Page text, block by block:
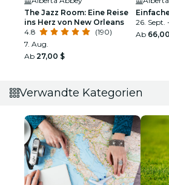
The Jazz Room: Eine Reise
ins Herz von New Orleans
4.8
(190)
7. Aug.
Ab 27,00 $
26. Sept.
Ab
Verwandte Kategorien